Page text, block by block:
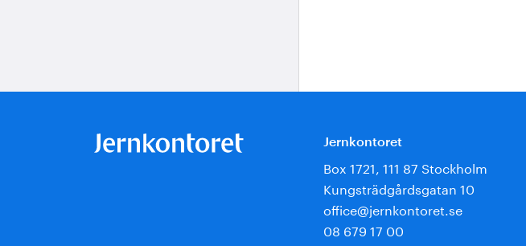
Jernkontoret
Box 1721, 111 87 Stockholm
Kungsträdgårdsgatan 10
office@jernkontoret.se
08 679 17 00